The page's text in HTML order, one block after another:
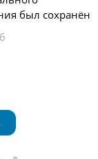
был сохранён